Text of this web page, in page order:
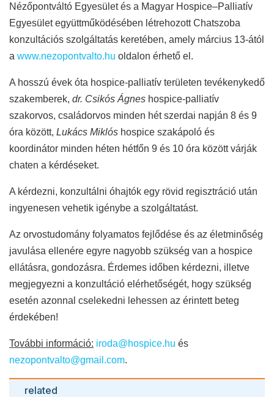
Nézőpontváltó Egyesület és a Magyar Hospice­–Palliatív
Egyesület együttműködésében létrehozott Chatszoba
konzultációs szolgáltatás keretében, amely március 13-ától
a www.nezopontvalto.hu oldalon érhető el.
A hosszú évek óta hospice-palliatív területen tevékenykedő
szakemberek, dr. Csikós Ágnes hospice-palliatív
szakorvos, családorvos minden hét szerdai napján 8 és 9
óra között, Lukács Miklós hospice szakápoló és
koordinátor minden héten hétfőn 9 és 10 óra között várják
chaten a kérdéseket.
A kérdezni, konzultálni óhajtók egy rövid regisztráció után
ingyenesen vehetik igénybe a szolgáltatást.
Az orvostudomány folyamatos fejlődése és az életminőség
javulása ellenére egyre nagyobb szükség van a hospice
ellátásra, gondozásra. Érdemes időben kérdezni, illetve
megjegyezni a konzultáció elérhetőségét, hogy szükség
esetén azonnal cselekedni lehessen az érintett beteg
érdekében!
További információ: iroda@hospice.hu és
nezopontvalto@gmail.com.
related